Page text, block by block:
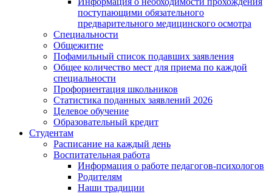
поступающими обязательного
предварительного медицинского осмотра
Специальности
Общежитие
Пофамильный список подавших заявления
Общее количество мест для приема по каждой
специальности
Профориентация школьников
Статистика поданных заявлений 2026
Целевое обучение
Образовательный кредит
Студентам
Расписание на каждый день
Воспитательная работа
Информация о работе педагогов-психологов
Родителям
Наши традиции